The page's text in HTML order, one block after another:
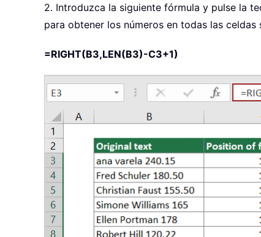
2. Introduzca la siguiente fórmula y pulse la
para obtener los números en todas las celdas
=RIGHT(B3,LEN(B3)-C3+1)